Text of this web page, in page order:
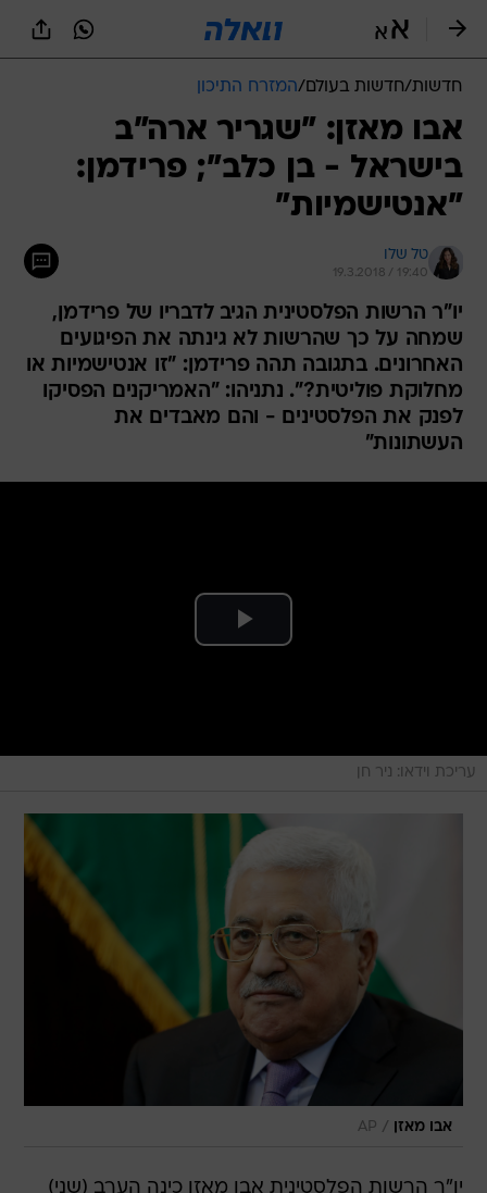
חדשות/חדשות בעולם /המזרח התיכון
אבו מאזן: "שגריר ארה"ב
בישראל - בן כלב"; פרידמן:
"אנטישמיות"
טל שלו
19.3.2018 / 19:40
יו"ר הרשות הפלסטינית הגיב לדבריו של פרידמן,
שמחה על כך שהרשות לא גינתה את הפיגועים
האחרונים. בתגובה תהה פרידמן: "זו אנטישמיות או
מחלוקת פוליטית?". נתניהו: "האמריקנים הפסיקו
לפנק את הפלסטינים - והם מאבדים את
העשתונות"
עריכת וידאו: ניר חן
אבו מאזן /
AP
יו"ר הרשות הפלסטינית אבו מאזן כינה הערב (שני)